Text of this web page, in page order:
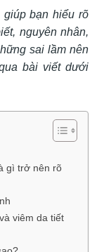
giúp bạn hiểu rõ
nguyên nhân,
sai lầm nên
bài viết dưới
gì trở nên rõ
viêm da tiết